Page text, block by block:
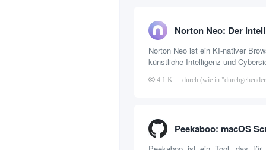
Kundenentwicklung in Übersee
bringt mehr als 50 Mainstream-
Cold Email...
Norton Neo ist ein KI-nativer
künstliche Intelligenz und
kombiniert, um ein
Surferlebnis zu bieten. Er
Organisation von Inhalten
Assistenten....
4.1 K durch (wie in